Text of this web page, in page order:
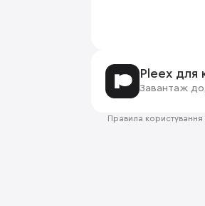
Pleex для
Завантаж
Правила користування